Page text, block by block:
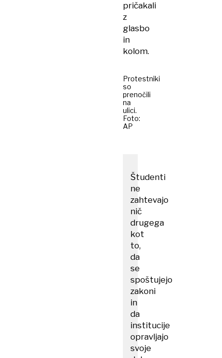
pričakali
z
glasbo
in
kolom.
Protestniki
so
prenočili
na
ulici.
Foto:
AP
Študenti
ne
zahtevajo
nič
drugega
kot
to,
da
se
spoštujejo
zakoni
in
da
institucije
opravljajo
svoje